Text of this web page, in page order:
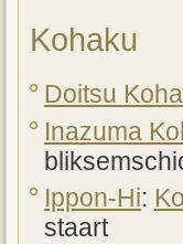
Kohaku
Doitsu
Inazuma
Ippon-Hi:
staart